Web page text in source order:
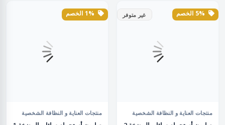
غير متوفر
منتجات العناية و النظافة الشخصية منتجات العناية و النظافة الشخصية